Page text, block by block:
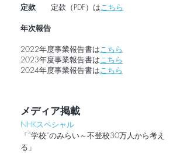
​​定款 定款（PDF）はこちら
年次報告
2022年度事業報告書はこちら
2023年度事業報告書はこちら
2024年度事業報告書はこちら
メディア掲載
NHKスペシャル
「“学校”のみらい～不登校30万人から考え
る」